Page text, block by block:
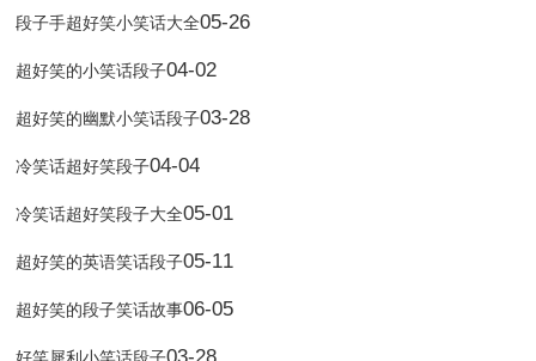
段子手超好笑小笑话大全05-26
超好笑的小笑话段子04-02
超好笑的幽默小笑话段子03-28
冷笑话超好笑段子04-04
冷笑话超好笑段子大全05-01
超好笑的英语笑话段子05-11
超好笑的段子笑话故事06-05